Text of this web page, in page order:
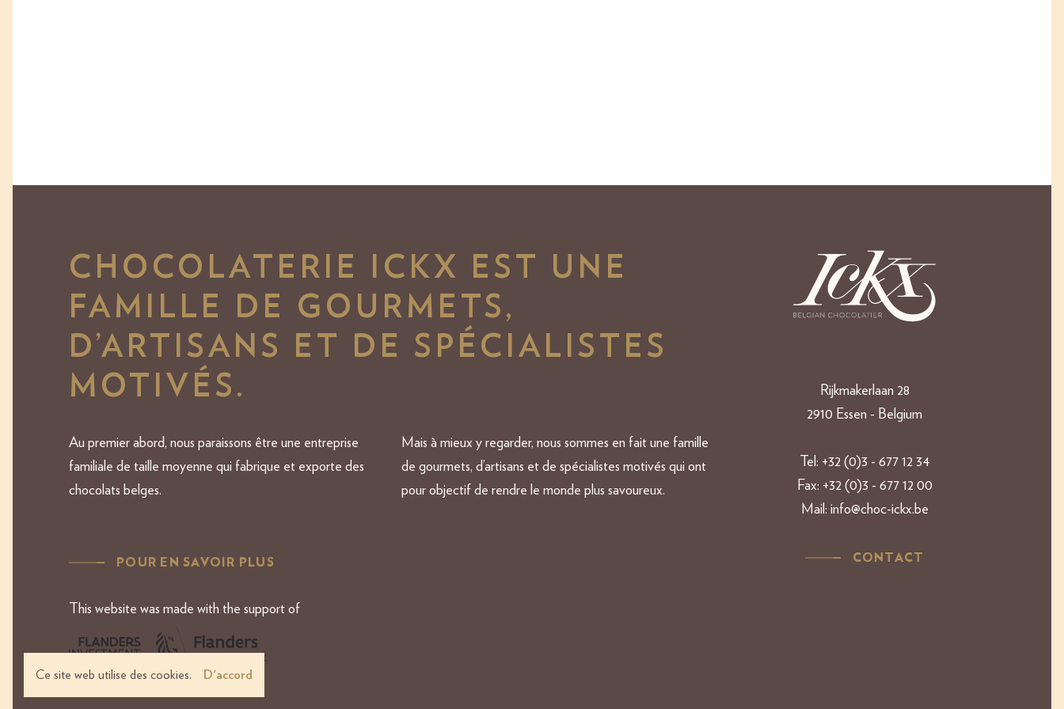
CHOCOLATERIE ICKX EST UNE
FAMILLE DE GOURMETS,
D’ARTISANS ET DE SPÉCIALISTES
MOTIVÉS.
Au premier abord, nous paraissons être une entreprise
familiale de taille moyenne qui fabrique et exporte des
chocolats belges.
Mais à mieux y regarder, nous sommes en fait une famille
de gourmets, d’artisans et de spécialistes motivés qui ont
pour objectif de rendre le monde plus savoureux.
POUR EN SAVOIR PLUS
This website was made with the support of
Rijkmakerlaan 28
2910 Essen - Belgium​​
Tel: +32 (0)3 - 677 12 34
Fax: +32 (0)3 - 677 12 00
Mail: info@choc-ickx.be
CONTACT
Ce site web utilise des cookies. D'accord